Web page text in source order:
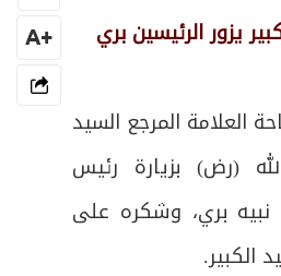
يزور الرئيسين بري
العلامة المرجع السيد
(رض) بزيارة رئيس
نبيه بري، وشكره على
الكبير.
+A